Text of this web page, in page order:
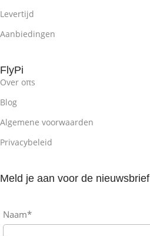
Levertijd
Aanbiedingen
FlyPi
Over oπs
Blog
Algemene voorwaarden
Privacybeleid
Meld je aan voor de nieuwsbrief
Naam*